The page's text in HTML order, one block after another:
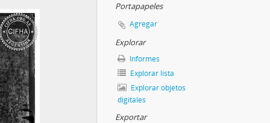
Portapapeles
Agregar
Explorar
Informes
Explorar lista
Explorar objetos
digitales
Exportar